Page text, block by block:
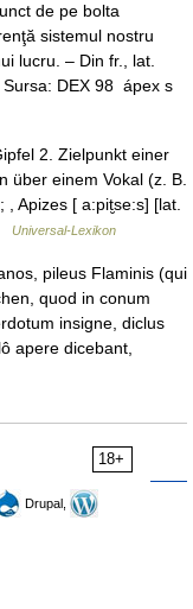
de pe bolta
sistemul nostru
lucru. – Din fr., lat.
DEX 98 ápex s
2. Zielpunkt einer
über einem Vokal (z. B.
, Apizes [ a:pit̮se:s] [lat.
Universal-Lexikon
pileus Flaminis (qui
quod in conum
insigne, diclus
apere dicebant,
18+
Drupal,